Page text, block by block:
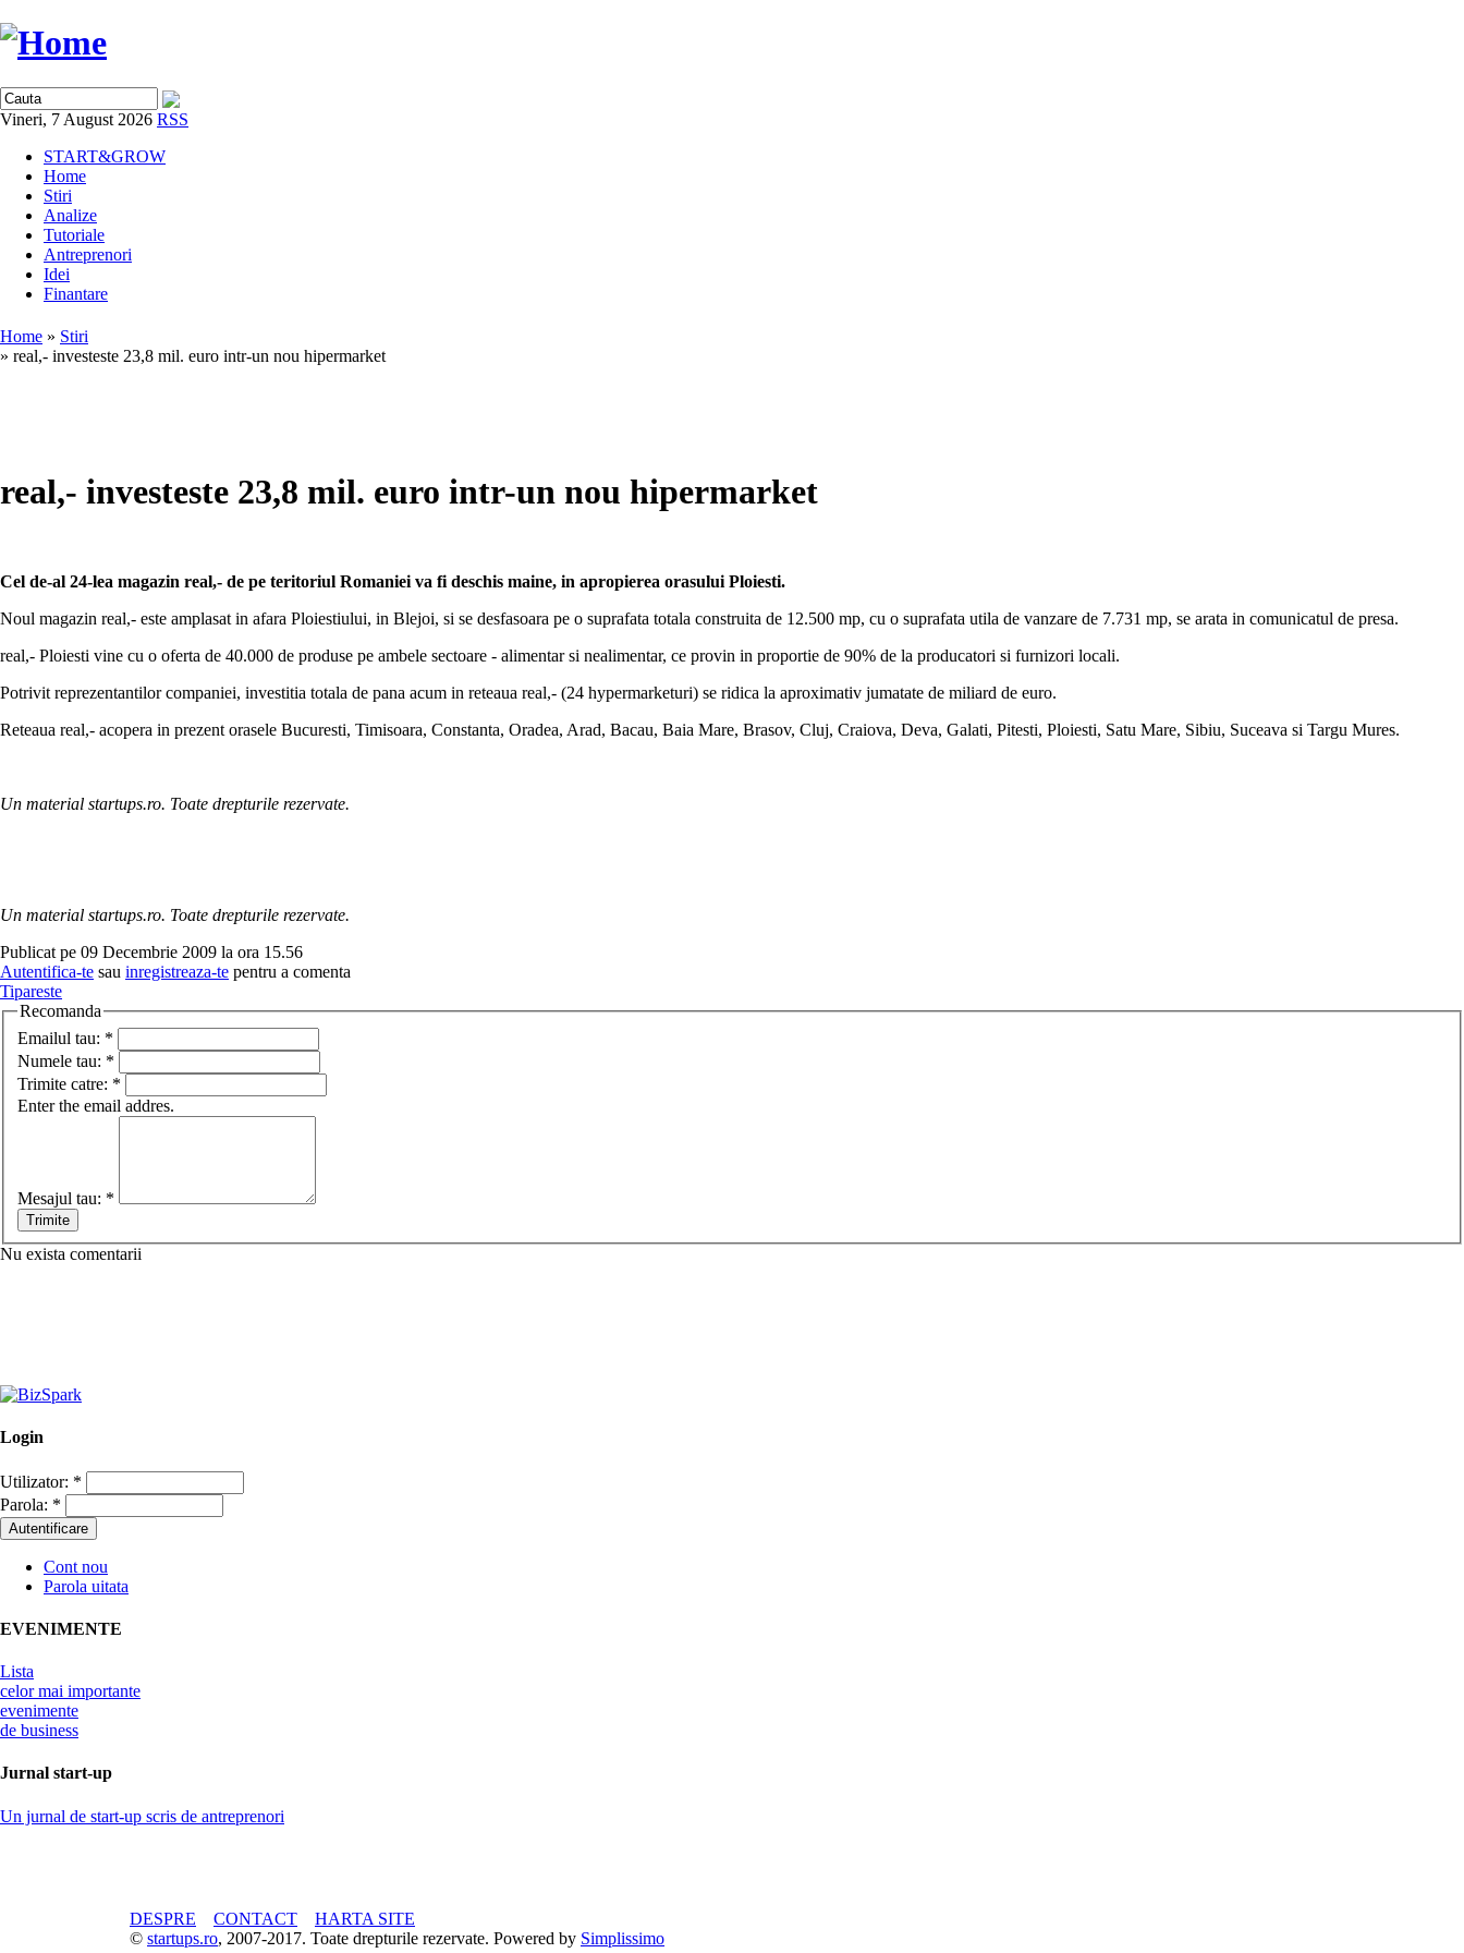
Vineri, 7 August 2026 RSS
START&GROW
Home
Stiri
Analize
Tutoriale
Antreprenori
Idei
Finantare
Home » Stiri
» real,- investeste 23,8 mil. euro intr-un nou hipermarket
real,- investeste 23,8 mil. euro intr-un nou hipermarket
Cel de-al 24-lea magazin real,- de pe teritoriul Romaniei va fi deschis maine, in apropierea orasului Ploiesti.
Noul magazin real,- este amplasat in afara Ploiestiului, in Blejoi, si se desfasoara pe o suprafata totala construita de 12.500 mp, cu o suprafata utila de vanzare de 7.731 mp, se arata in comunicatul de presa.
real,- Ploiesti vine cu o oferta de 40.000 de produse pe ambele sectoare - alimentar si nealimentar, ce provin in proportie de 90% de la producatori si furnizori locali.
Potrivit reprezentantilor companiei, investitia totala de pana acum in reteaua real,- (24 hypermarketuri) se ridica la aproximativ jumatate de miliard de euro.
Reteaua real,- acopera in prezent orasele Bucuresti, Timisoara, Constanta, Oradea, Arad, Bacau, Baia Mare, Brasov, Cluj, Craiova, Deva, Galati, Pitesti, Ploiesti, Satu Mare, Sibiu, Suceava si Targu Mures.
Un material startups.ro. Toate drepturile rezervate.
Un material startups.ro. Toate drepturile rezervate.
Publicat pe 09 Decembrie 2009 la ora 15.56
Autentifica-te sau inregistreaza-te pentru a comenta
Tipareste
Recomanda
Emailul tau: *
Numele tau: *
Trimite catre: *
Enter the email addres.
Mesajul tau: *
Nu exista comentarii
Login
Utilizator: *
Parola: *
Cont nou
Parola uitata
EVENIMENTE
Lista
celor mai importante
evenimente
de business
Jurnal start-up
Un jurnal de start-up scris de antreprenori
DESPRE CONTACT
HARTA SITE
© startups.ro, 2007-2017. Toate drepturile rezervate. Powered by Simplissimo